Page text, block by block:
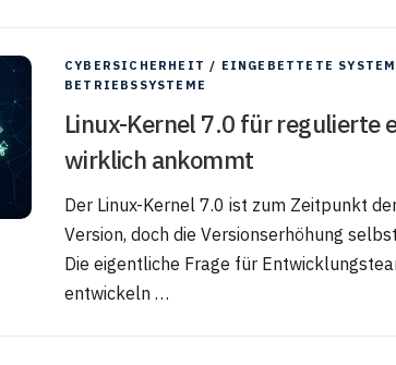
CYBERSICHERHEIT / EINGEBETTETE
BETRIEBSSYSTEME
Linux-Kernel 7.0 für regulierte
wirklich ankommt
Der Linux-Kernel 7.0 ist zum Zeitpunkt
Version, doch die Versionserhöhung
Die eigentliche Frage für
entwickeln …